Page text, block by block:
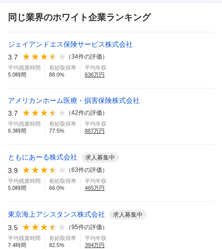
同じ業界のホワイト企業ランキング
ジェイアンドエス保険サービス株式会社
3.7
（34件の評価）
平均残業時間
5.0時間
有給取得率
88.0%
平均年収
636万円
アメリカンホーム医療・損害保険株式会社
3.7
（42件の評価）
平均残業時間
6.3時間
有給取得率
77.5%
平均年収
887万円
ともにあーる株式会社 求人募集中
3.9 （63件の評価）
平均残業時間
5.0時間
有給取得率
66.0%
平均年収
465万円
東京海上アシスタンス株式会社 求人募集中
3.5 （95件の評価）
平均残業時間
7.4時間
有給取得率
82.5%
平均年収
394万円